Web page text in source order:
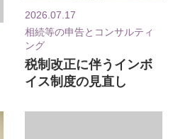
2026.07.17
相続等の申告とコンサルティ
ング
税制改正に伴うインボ
イス制度の見直し